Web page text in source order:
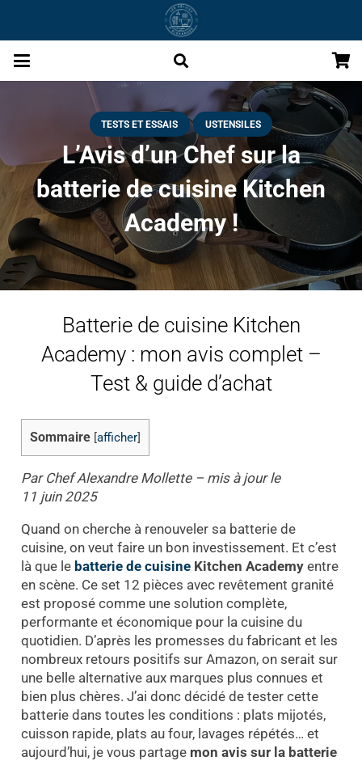
TESTS ET ESSAIS USTENSILES
L’Avis d’un Chef sur la
batterie de cuisine Kitchen
Academy !
Batterie de cuisine Kitchen
Academy : mon avis complet –
Test & guide d’achat
Sommaire afficher]
Par Chef Alexandre Mollette – mis à jour le
11 juin 2025
Quand on cherche à renouveler sa batterie de
cuisine, on veut faire un bon investissement. Et c’est
là que le batterie de cuisineKitchen Academyentre
en scène. Ce set 12 pièces avec revêtement granité
est proposé comme une solution complète,
performante et économique pour la cuisine du
quotidien. D’après les promesses du fabricant et les
nombreux retours positifs sur Amazon, on serait sur
une belle alternative aux marques plus connues et
bien plus chères. J’ai donc décidé de tester cette
batterie dans toutes les conditions : plats mijotés,
cuisson rapide, plats au four, lavages répétés… et
aujourd’hui, je vous partage mon avis sur la batterie